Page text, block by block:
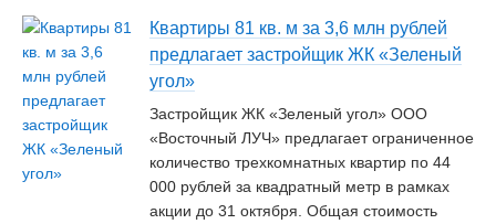
Квартиры 81 кв. м за 3,6 млн рублей
предлагает застройщик ЖК «Зеленый
угол»
Застройщик ЖК «Зеленый угол» ООО
«Восточный ЛУЧ» предлагает ограниченное
количество трехкомнатных квартир по 44
000 рублей за квадратный метр в рамках
акции до 31 октября. Общая стоимость